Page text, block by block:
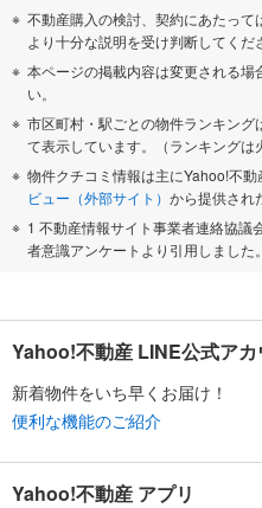
不動産購入の検討、契約にあたっ
より十分な説明を受け判断してくだ
本ページの掲載内容は変更される
い。
市区町村・駅ごとの物件ランキン
て表示しています。（ランキングは
物件クチコミ情報は主にYahoo!不
ビュー（外部サイト） から提供され
1 不動産情報サイト事業者連絡協議
者意識アンケートより引用しました。
Yahoo!不動産 LINE公式アカ
新着物件をいち早くお届け！
便利な機能のご紹介
Yahoo!不動産 アプリ